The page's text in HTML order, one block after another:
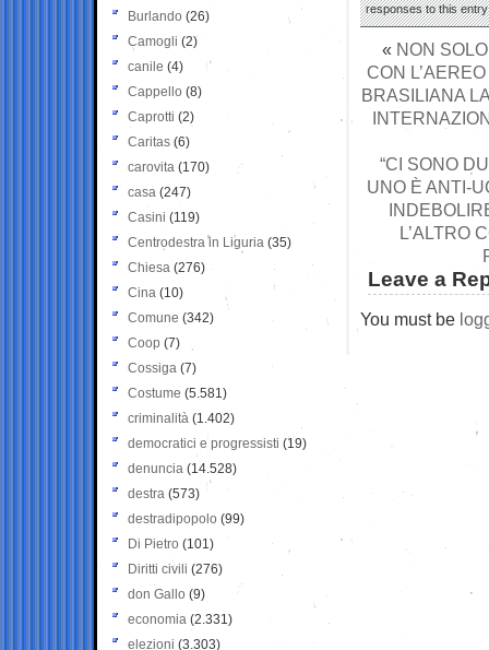
responses to this
« NON
CON
BRASILIANA
“CI SONO
UNO È ANTI-
L’ALTRO
Leave a
You must be
Burlando (26)
Camogli (2)
canile (4)
Cappello (8)
Caprotti (2)
Caritas (6)
carovita (170)
casa (247)
Casini (119)
Centrodestra in Liguria (35)
Chiesa (276)
Cina (10)
Comune (342)
Coop (7)
Cossiga (7)
Costume (5.581)
criminalità (1.402)
democratici e progressisti (19)
denuncia (14.528)
destra (573)
destradipopolo (99)
Di Pietro (101)
Diritti civili (276)
don Gallo (9)
economia (2.331)
elezioni (3.303)